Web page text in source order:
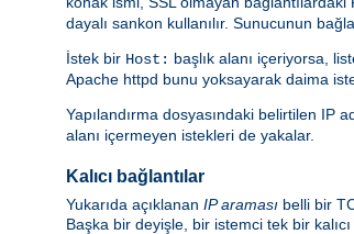
dayalı sankon kullanılır. Sunucunun
İstek bir Host: başlık alanı içeriyorsa,
Apache httpd bunu yoksayarak daima
Yapılandırma dosyasındaki belirtilen
alanı içermeyen istekleri de yakalar.
Kalıcı bağlantılar
Yukarıda açıklanan IP araması belli bir
Başka bir deyişle, bir istemci tek bir